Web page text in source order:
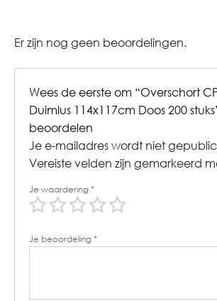
Er zijn nog geen beoordelingen.
Wees de eerste om “Overschort
Duimlus 114x117cm Doos 200
beoordelen
Je e-mailadres wordt niet
Vereiste velden zijn gemarkeerd
Je waardering*
Je beoordeling*